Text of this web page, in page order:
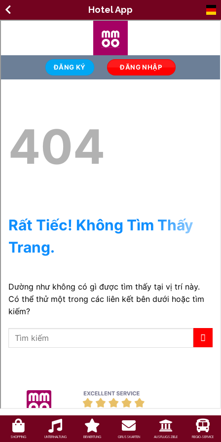
Hotel App
SHOPPING UNTERHALTUNG BEWERTUNG GRUSSKARTEN AUSFLUGSZIELE REGIO-SERVICE